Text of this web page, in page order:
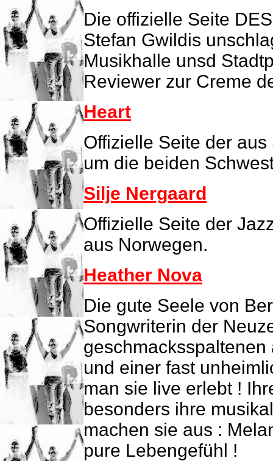
Die offizielle Seite
Stefan Gwildis
Musikhalle unsd
Reviewer zur Creme
Heart
Offizielle Seite der
um die beiden
Silje Nergaard
Offizielle Seite der
aus Norwegen.
Heather Nova
Die gute Seele von
Songwriterin der
und einer fast
man sie live erlebt !
besonders ihre
machen sie aus :
pure Lebengefühl !